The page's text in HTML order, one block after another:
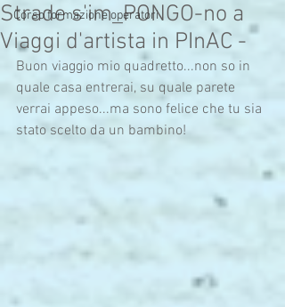
Corso formazione operatori
Strade s'im_PONGO-no a
Viaggi d'artista in PInAC -
Buon viaggio mio quadretto...non so in
quale casa entrerai, su quale parete
verrai appeso...ma sono felice che tu sia
stato scelto da un bambino!